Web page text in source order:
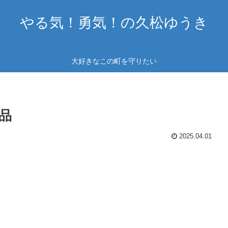
やる気！勇気！の久松ゆうき
大好きなこの町を守りたい
2025.04.01